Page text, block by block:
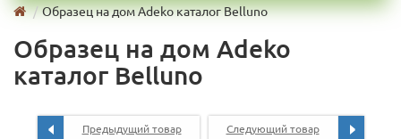
Образец на дом Adeko каталог Belluno
Образец на дом Adeko
каталог Belluno
Предыдущий товар Следующий товар